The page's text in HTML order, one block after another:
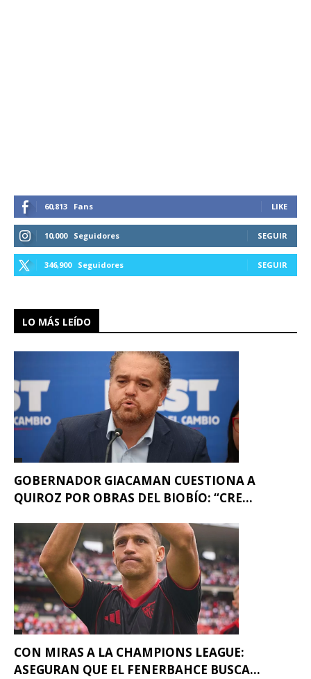
60,813 Fans LIKE
10,000 Seguidores SEGUIR
346,900 Seguidores SEGUIR
LO MÁS LEÍDO
GOBERNADOR GIACAMAN CUESTIONA A
QUIROZ POR OBRAS DEL BIOBÍO: “CRE...
CON MIRAS A LA CHAMPIONS LEAGUE:
ASEGURAN QUE EL FENERBAHCE BUSCA...